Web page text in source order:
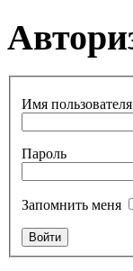
Имя
Пароль
Запомнить меня